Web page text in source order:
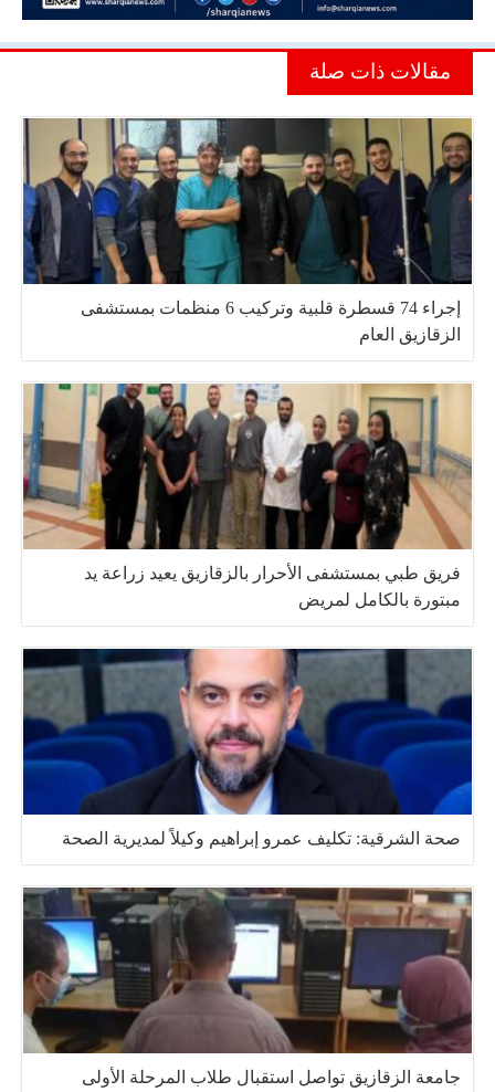
مقالات ذات صلة
إجراء 74 قسطرة قلبية وتركيب 6 منظمات بمستشفى
الزقازيق العام
فريق طبي بمستشفى الأحرار بالزقازيق يعيد زراعة يد
مبتورة بالكامل لمريض
صحة الشرقية: تكليف عمرو إبراهيم وكيلاً لمديرية الصحة
جامعة الزقازيق تواصل استقبال طلاب المرحلة الأولى